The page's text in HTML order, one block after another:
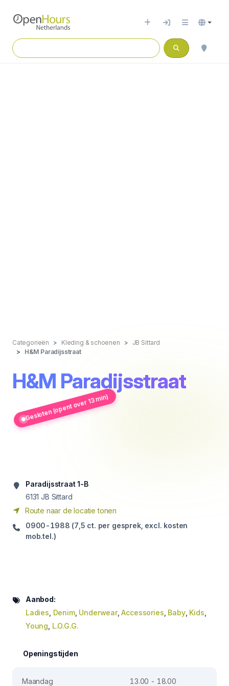
Categorieën Kleding & schoenen
JB Sittard
H&M Paradijsstraat
H&M Paradijsstraat
Gesloten (opent over 13 min)
Paradijsstraat 1-B
6131 JB Sittard
Route naar de locatie tonen
0900-1988 (7,5 ct. per gesprek, excl. kosten
mob.tel.)
Aanbod:
Ladies Denim, Underwear,Accessories Baby, Kids
Young L.O.G.G.
Openingstijden
Maandag
13.00 - 18.00